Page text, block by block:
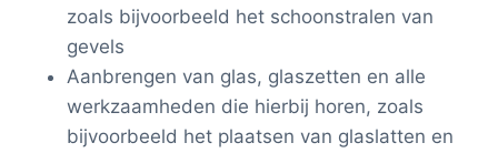
zoals bijvoorbeeld het schoonstralen van
gevels
Aanbrengen van glas, glaszetten en alle
werkzaamheden die hierbij horen, zoals
bijvoorbeeld het plaatsen van glaslatten en